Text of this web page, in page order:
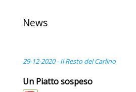
News
29-12-2020 - Il Resto del Carlino
Un Piatto sospeso